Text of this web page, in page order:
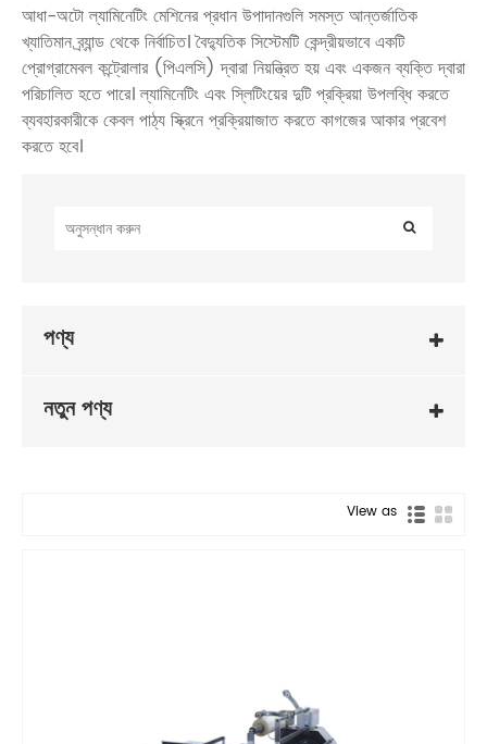
আধা-অটো ল্যামিনেটিং মেশিনের প্রধান উপাদানগুলি সমস্ত আন্তর্জাতিক
খ্যাতিমান ব্র্যান্ড থেকে নির্বাচিত। বৈদ্যুতিক সিস্টেমটি কেন্দ্রীয়ভাবে একটি
প্রোগ্রামেবল কন্ট্রোলার (পিএলসি) দ্বারা নিয়ন্ত্রিত হয় এবং একজন ব্যক্তি দ্বারা
পরিচালিত হতে পারে। ল্যামিনেটিং এবং স্লিটিংয়ের দুটি প্রক্রিয়া উপলব্ধি করতে
ব্যবহারকারীকে কেবল পাঠ্য স্ক্রিনে প্রক্রিয়াজাত করতে কাগজের আকার প্রবেশ
করতে হবে।
পণ্য
নতুন পণ্য
View as